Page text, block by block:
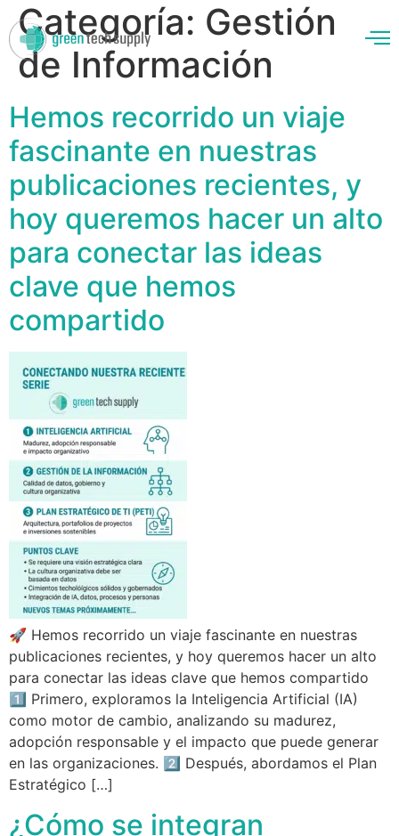
Categoría: Gestión
de Información
Hemos recorrido un viaje
fascinante en nuestras
publicaciones recientes, y
hoy queremos hacer un alto
para conectar las ideas
clave que hemos
compartido
🚀 Hemos recorrido un viaje fascinante en nuestras
publicaciones recientes, y hoy queremos hacer un alto
para conectar las ideas clave que hemos compartido
1️⃣ Primero, exploramos la Inteligencia Artificial (IA)
como motor de cambio, analizando su madurez,
adopción responsable y el impacto que puede generar
en las organizaciones. 2️⃣ Después, abordamos el Plan
Estratégico […]
¿Cómo se integran